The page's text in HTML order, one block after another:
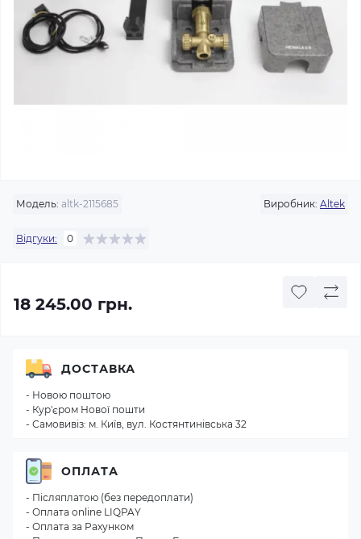
Модель: altk-2115685 Виробник: Altek
Відгуки: 0
18 245.00 грн.
ДОСТАВКА
- Новою поштою
- Кур'єром Нової пошти
- Самовивіз: м. Київ, вул. Костянтинівська 32
ОПЛАТА
- Післяплатою (без передоплати)
- Оплата online LIQPAY
- Оплата за Рахунком